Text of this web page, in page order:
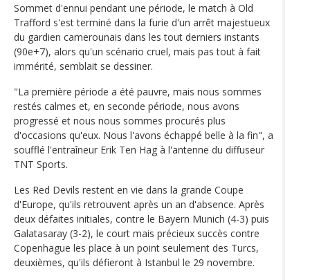
Sommet d'ennui pendant une période, le match à Old
Trafford s'est terminé dans la furie d'un arrêt majestueux
du gardien camerounais dans les tout derniers instants
(90e+7), alors qu'un scénario cruel, mais pas tout à fait
immérité, semblait se dessiner.
"La première période a été pauvre, mais nous sommes
restés calmes et, en seconde période, nous avons
progressé et nous nous sommes procurés plus
d'occasions qu'eux. Nous l'avons échappé belle à la fin", a
soufflé l'entraîneur Erik Ten Hag à l'antenne du diffuseur
TNT Sports.
Les Red Devils restent en vie dans la grande Coupe
d'Europe, qu'ils retrouvent après un an d'absence. Après
deux défaites initiales, contre le Bayern Munich (4-3) puis
Galatasaray (3-2), le court mais précieux succès contre
Copenhague les place à un point seulement des Turcs,
deuxièmes, qu'ils défieront à Istanbul le 29 novembre.